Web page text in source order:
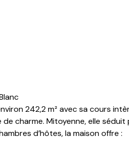
242,2 m² avec sa cours
charme. Mitoyenne, elle
d’hôtes, la maison offre :